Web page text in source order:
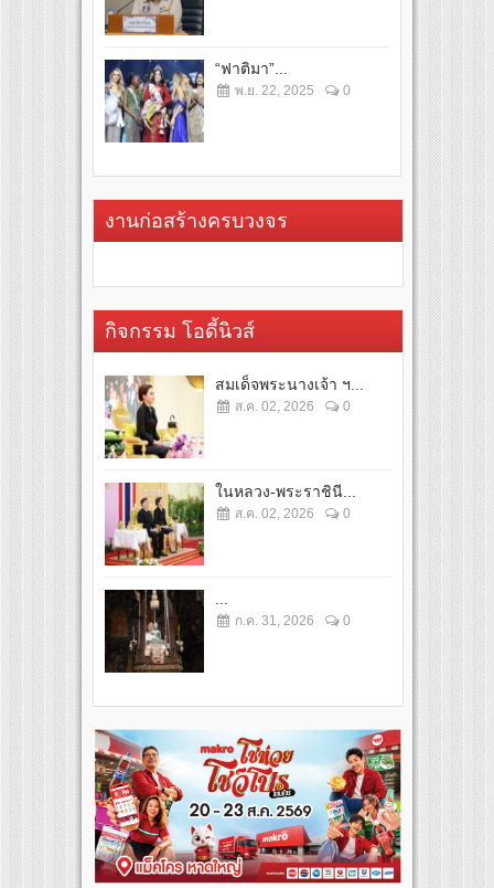
“ฟาติมา”...
พ.ย. 22, 2025 0
งานก่อสร้างครบวงจร
กิจกรรม โอดี้นิวส์
สมเด็จพระนางเจ้า ฯ...
ส.ค. 02, 2026 0
ในหลวง-พระราชินี...
ส.ค. 02, 2026 0
ก.ค. 31, 2026 0